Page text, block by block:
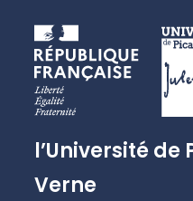
l’Université de
Verne